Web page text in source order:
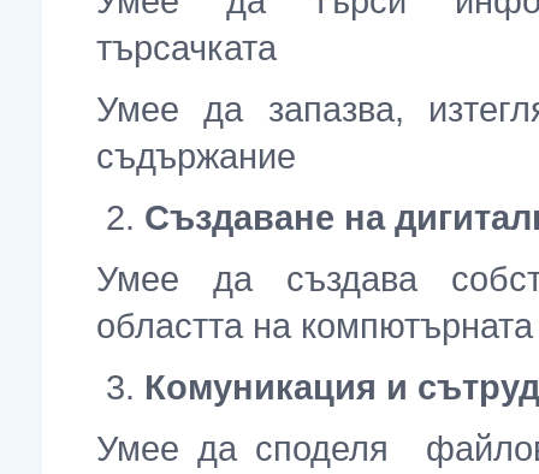
търсачката
Умее да запазва,
съдържание
Създаване на
Умее да създава
областта на
Комуникация и
Умее да споделя